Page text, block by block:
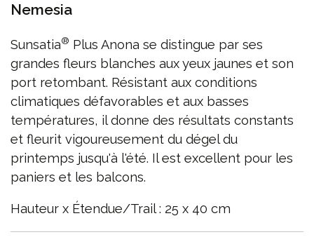
Nemesia
Sunsatia® Plus Anona se distingue par ses
grandes fleurs blanches aux yeux jaunes et son
port retombant. Résistant aux conditions
climatiques défavorables et aux basses
températures, il donne des résultats constants
et fleurit vigoureusement du dégel du
printemps jusqu'à l'été. Il est excellent pour les
paniers et les balcons.
Hauteur x Étendue/Trail : 25 x 40 cm